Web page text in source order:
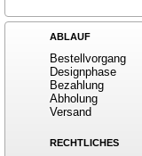
ABLAUF
Bestellvorgang
Designphase
Bezahlung
Abholung
Versand
RECHTLICHES